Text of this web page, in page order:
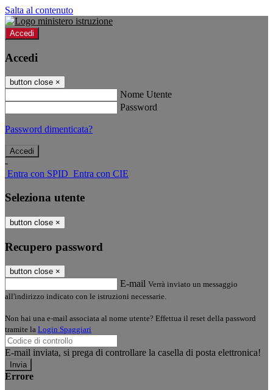
Salta al contenuto
Accedi
Accedi
button close ×
Nome Utente
Password
Password dimenticata?
-
Entra con SPID Entra con CIE
Seleziona utente
button close ×
Recupero password
button close ×
E-mail Verrà inviato un messaggio
all'indirizzo indicato con le istruzioni necessarie.
Non hai una e-mail associata al nome utente? Effettua il reset della password
tramite la Login Spaggiari
E-mail inviata, si prega di controllare la casella di posta elettronica!
Errore